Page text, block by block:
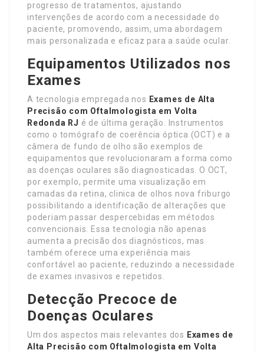
progresso de tratamentos, ajustando
intervenções de acordo com a necessidade do
paciente, promovendo, assim, uma abordagem
mais personalizada e eficaz para a saúde ocular.
Equipamentos Utilizados nos
Exames
A tecnologia empregada nos Exames de Alta
Precisão com Oftalmologista em Volta
Redonda RJ é de última geração. Instrumentos
como o tomógrafo de coerência óptica (OCT) e a
câmera de fundo de olho são exemplos de
equipamentos que revolucionaram a forma como
as doenças oculares são diagnosticadas. O OCT,
por exemplo, permite uma visualização em
camadas da retina, clinica de olhos nova friburgo
possibilitando a identificação de alterações que
poderiam passar despercebidas em métodos
convencionais. Essa tecnologia não apenas
aumenta a precisão dos diagnósticos, mas
também oferece uma experiência mais
confortável ao paciente, reduzindo a necessidade
de exames invasivos e repetidos.
Detecção Precoce de
Doenças Oculares
Um dos aspectos mais relevantes dos Exames de
Alta Precisão com Oftalmologista em Volta